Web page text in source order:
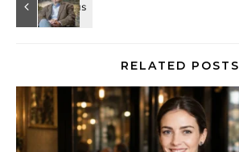
RELATED POSTS